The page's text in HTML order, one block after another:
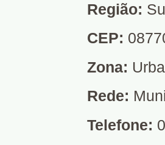
Região:
CEP:
Zona:
Rede:
Telefone: